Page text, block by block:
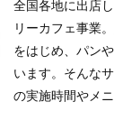
全国各地に出店
リーカフェ事業。
をはじめ、パン
います。 そんな
の実施時間やメ